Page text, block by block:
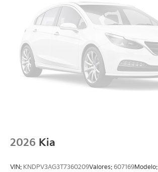
2026 Kia
VIN: KNDPV3AG3T7360209Valores: 607169Modelo: